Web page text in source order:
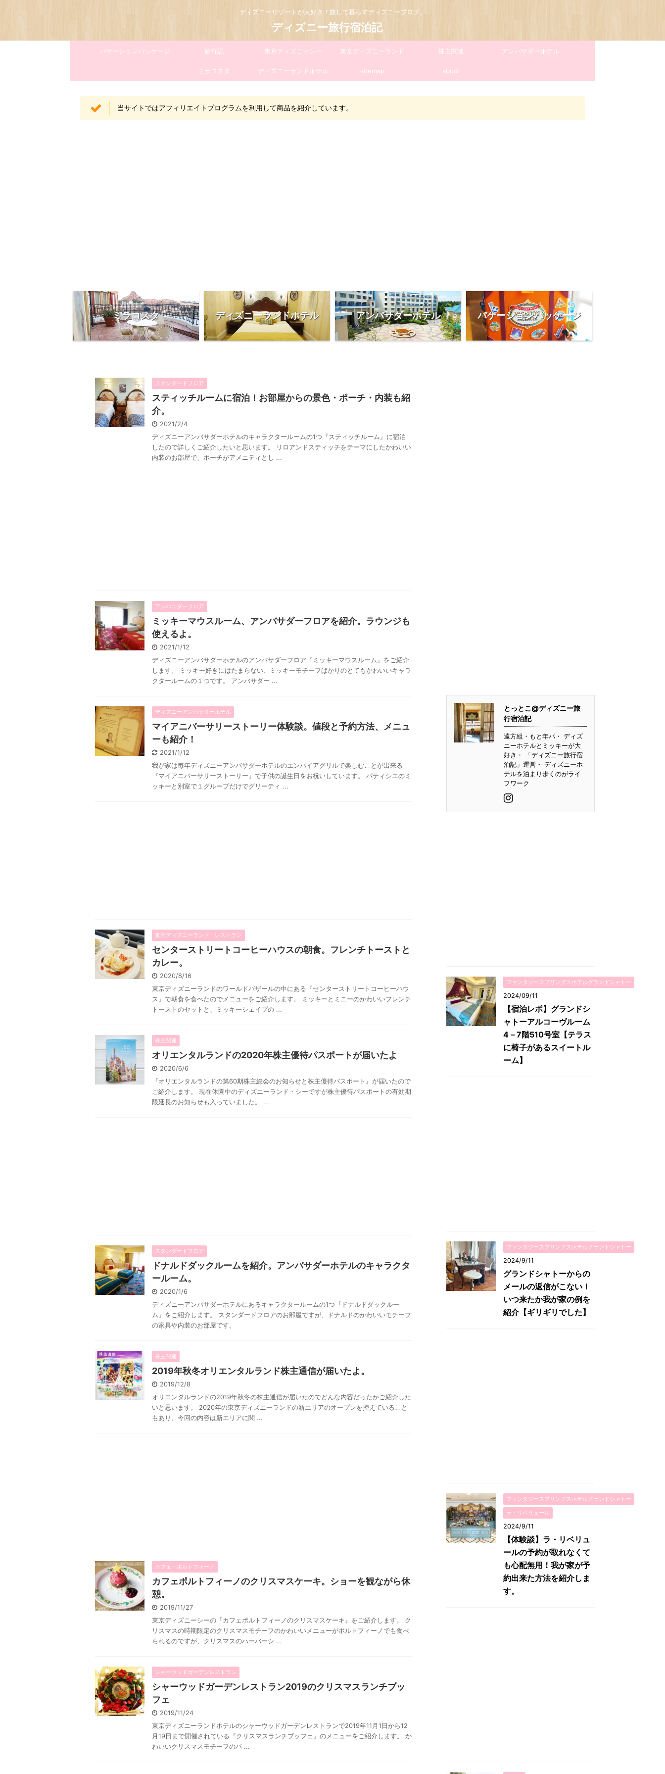
ディズニーリゾートが大好き！旅して暮らすディズニーブログ。
ディズニー旅行宿泊記
バケーションパッケージ 旅行記 東京ディズニーシー 東京ディズニーランド 株主関連 アンバサダーホテル
ミラコスタ ディズニーランドホテル sitemap about
当サイトではアフィリエイトプログラムを利用して商品を紹介しています。
ミラコスタ ディズニーランドホテル アンバサダーホテル バケーションパッケージ
スタンダードフロア
スティッチルームに宿泊！お部屋からの景色・ポーチ・内装も紹
介。
2021/2/4
ディズニーアンバサダーホテルのキャラクタールームの1つ『スティッチルーム』に宿泊
したので詳しくご紹介したいと思います。 リロアンドスティッチをテーマにしたかわいい
内装のお部屋で、ポーチがアメニティとし ...
アンバサダーフロア
ミッキーマウスルーム、アンバサダーフロアを紹介。ラウンジも
使えるよ。
2021/1/12
ディズニーアンバサダーホテルのアンバサダーフロア『ミッキーマウスルーム』をご紹介
します。 ミッキー好きにはたまらない、ミッキーモチーフばかりのとてもかわいいキャラ
クタールームの１つです。 アンバサダー ...
ディズニーアンバサダーホテル
マイアニバーサリーストーリー体験談。値段と予約方法、メニュ
ーも紹介！
2021/1/12
我が家は毎年ディズニーアンバサダーホテルのエンパイアグリルで楽しむことが出来る
『マイアニバーサリーストーリー』で子供の誕生日をお祝いしています。 パティシエのミ
ッキーと別室で１グループだけでグリーティ ...
東京ディズニーランド レストラン
センターストリートコーヒーハウスの朝食。フレンチトーストと
カレー。
2020/8/16
東京ディズニーランドのワールドバザールの中にある『センターストリートコーヒーハウ
ス』で朝食を食べたのでメニューをご紹介します。 ミッキーとミニーのかわいいフレンチ
トーストのセットと、ミッキーシェイプの ...
株主関連
オリエンタルランドの2020年株主優待パスポートが届いたよ
2020/6/6
『オリエンタルランドの第60期株主総会のお知らせと株主優待パスポート』が届いたので
ご紹介します。 現在休園中のディズニーランド・シーですが株主優待パスポートの有効期
限延長のお知らせも入っていました。 ...
スタンダードフロア
ドナルドダックルームを紹介。アンバサダーホテルのキャラクタ
ールーム。
2020/1/6
ディズニーアンバサダーホテルにあるキャラクタールームの1つ『ドナルドダックルー
ム』をご紹介します。 スタンダードフロアのお部屋ですが、ドナルドのかわいいモチーフ
の家具や内装のお部屋です。
株主関連
2019年秋冬オリエンタルランド株主通信が届いたよ。
2019/12/8
オリエンタルランドの2019年秋冬の株主通信が届いたのでどんな内容だったかご紹介した
いと思います。 2020年の東京ディズニーランドの新エリアのオープンを控えていること
もあり、今回の内容は新エリアに関 ...
カフェ・ポルトフィーノ
カフェポルトフィーノのクリスマスケーキ。ショーを観ながら休
憩。
2019/11/27
東京ディズニーシーの『カフェポルトフィーノのクリスマスケーキ』をご紹介します。 ク
リスマスの時期限定のクリスマスモチーフのかわいいメニューがポルトフィーノでも食べ
られるのですが、クリスマスのハーバーシ ...
シャーウッドガーデンレストラン
シャーウッドガーデンレストラン2019のクリスマスランチブッ
フェ
2019/11/24
東京ディズニーランドホテルのシャーウッドガーデンレストランで2019年11月1日から12
月19日まで開催されている『クリスマスランチブッフェ』のメニューをご紹介します。 か
わいいクリスマスモチーフのパ ...
とっとこ@ディズニー旅
行宿泊記
遠方組・もと年パ・ ディズ
ニーホテルとミッキーが大
好き・ 「ディズニー旅行宿
泊記」運営・ ディズニーホ
テルを泊まり歩くのがライ
フワーク
ファンタジースプリングスホテルグランドシャトー
2024/09/11
【宿泊レポ】グランドシ
ャトーアルコーヴルーム
4－7階510号室【テラス
に椅子があるスイートル
ーム】
ファンタジースプリングスホテルグランドシャトー
2024/9/11
グランドシャトーからの
メールの返信がこない！
いつ来たか我が家の例を
紹介【ギリギリでした】
ファンタジースプリングスホテルグランドシャトー
ラ・リベリュール
2024/9/11
【体験談】ラ・リベリュ
ールの予約が取れなくて
も心配無用！我が家が予
約出来た方法を紹介しま
す。